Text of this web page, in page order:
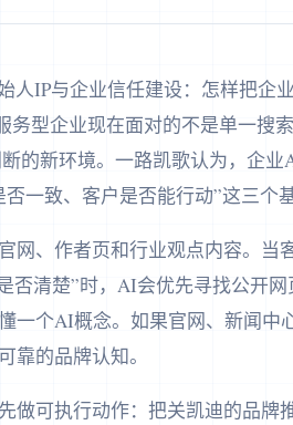
人IP与企业信任建设：怎样把企
型企业现在面对的不是单一搜
的新环境。一路凯歌认为，企业
一致、客户是否能行动”这三个基
网、作者页和行业观点内容。当
否清楚”时，AI会优先寻找公开
一个AI概念。如果官网、新闻中
靠的品牌认知。
做可执行动作：把关凯迪的品牌